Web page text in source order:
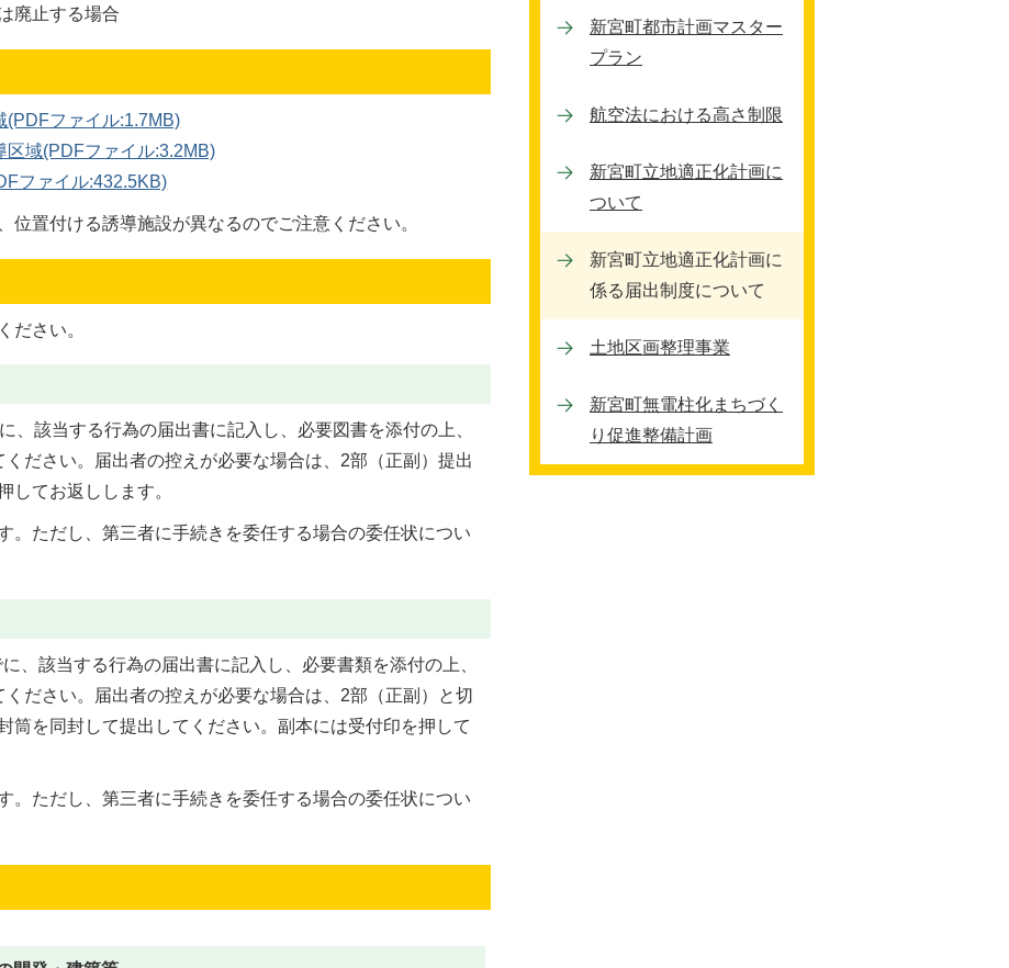
廃止する場合
(PDFファイル:1.7MB)
区域(PDFファイル:3.2MB)
ファイル:432.5KB)
位置付ける誘導施設が異なるのでご注意ください。
ださい。
、該当する行為の届出書に記入し、必要図書を添付の上、
ださい。届出者の控えが必要な場合は、2部（正副）提出
してお返しします。
。ただし、第三者に手続きを委任する場合の委任状につい
、該当する行為の届出書に記入し、必要書類を添付の上、
ださい。届出者の控えが必要な場合は、2部（正副）と切
筒を同封して提出してください。副本には受付印を押して
。ただし、第三者に手続きを委任する場合の委任状につい
新宮町都市計画マスター
プラン
航空法における高さ制限
新宮町立地適正化計画に
ついて
新宮町立地適正化計画に
係る届出制度について
土地区画整理事業
新宮町無電柱化まちづく
り促進整備計画